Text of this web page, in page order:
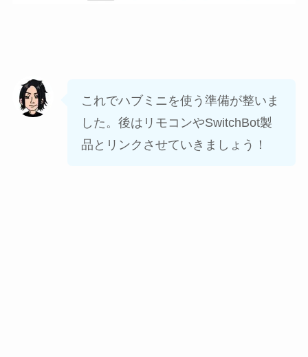
これでハブミニを使う準備が整いま
した。後はリモコンやSwitchBot製
品とリンクさせていきましょう！